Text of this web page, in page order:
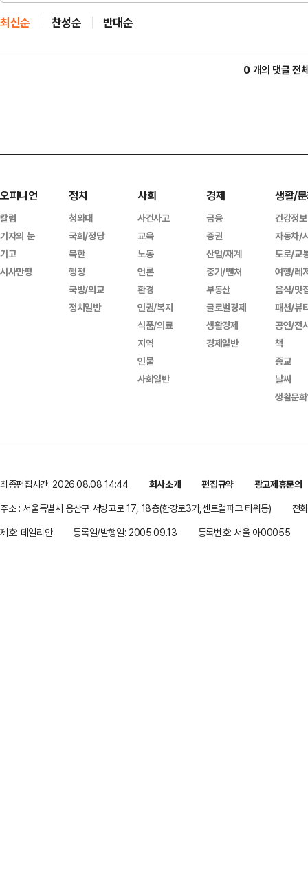
최신순 찬성순 반대순
0 개의 댓글 전
오피니언
칼럼
기자의 눈
기고
시사만평
정치
청와대
국회/정당
북한
행정
국방/외교
정치일반
사회
사건사고
교육
노동
언론
환경
인권/복지
식품/의료
지역
인물
사회일반
경제
금융
증권
산업/재계
중기/벤처
부동산
글로벌경제
생활경제
경제일반
생활/
건강정보
자동차/
도로/교
여행/레
음식/맛
패션/뷰
공연/전
책
종교
날씨
생활문
최종편집시간: 2026.08.08 14:44 회사소개 편집규약
광고제휴문의
주소 : 서울특별시 용산구 서빙고로 17, 18층(한강로3가,센트럴파크 타워동)
전
제호: 데일리안
등록일/발행일: 2005.09.13 등록번호: 서울 아00055